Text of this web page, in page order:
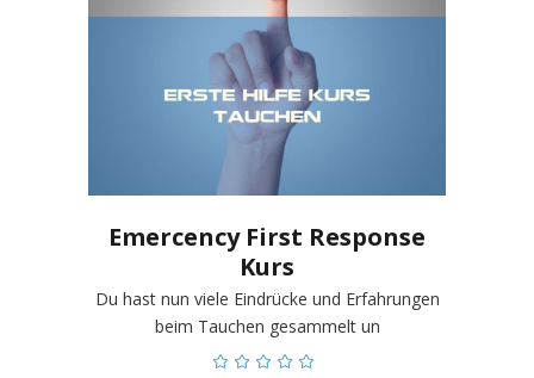
Emercency First Response
Kurs
Du hast nun viele Eindrücke und Erfahrungen
beim Tauchen gesammelt un